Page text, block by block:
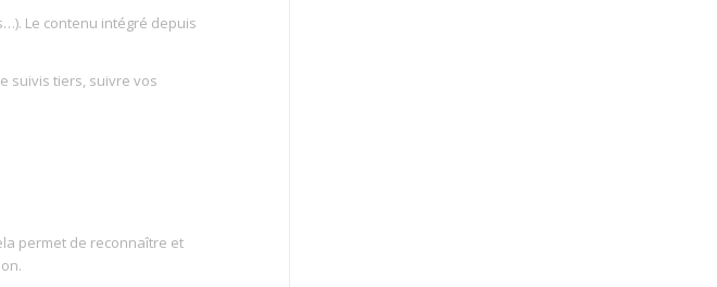
Le contenu intégré depuis
suivis tiers, suivre vos
permet de reconnaître et